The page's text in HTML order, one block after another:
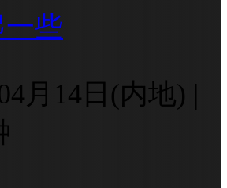
月14日(内地) |